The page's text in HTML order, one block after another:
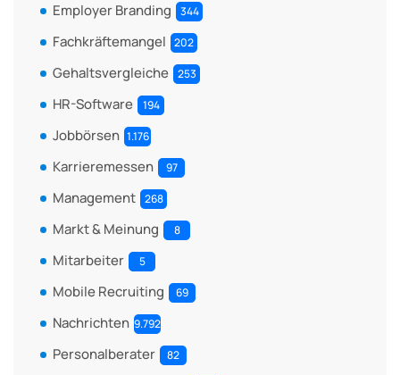
Employer Branding 344
Fachkräftemangel 202
Gehaltsvergleiche 253
HR-Software 194
Jobbörsen 1.176
Karrieremessen 97
Management 268
Markt & Meinung 8
Mitarbeiter 5
Mobile Recruiting 69
Nachrichten 9.792
Personalberater 82